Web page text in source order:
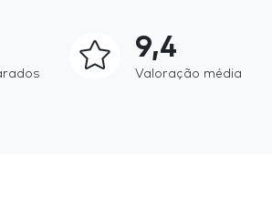
9,4
Valoração média